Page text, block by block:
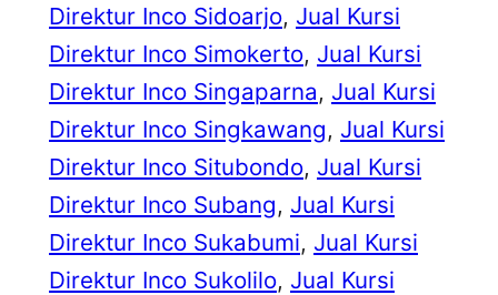
Direktur Inco Sidoarjo, Jual Kursi
Direktur Inco Simokerto, Jual Kursi
Direktur Inco Singaparna, Jual Kursi
Direktur Inco Singkawang, Jual Kursi
Direktur Inco Situbondo, Jual Kursi
Direktur Inco Subang, Jual Kursi
Direktur Inco Sukabumi, Jual Kursi
Direktur Inco Sukolilo, Jual Kursi